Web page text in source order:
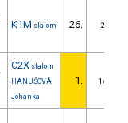
K1M slalom 26. 2/ZS
C2X slalom
HANUŠOVÁ
Johanka
1. 1/DM